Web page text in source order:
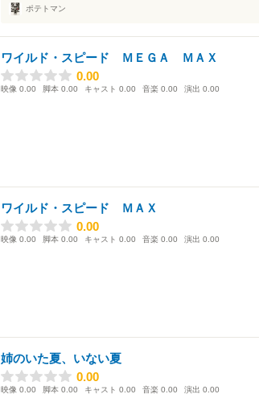
ポテトマン
ワイルド・スピード ＭＥＧＡ ＭＡＸ
0.00
0.00
映像 0.00 脚本 0.00 キャスト 0.00 音楽 0.00 演出 0.00
ワイルド・スピード ＭＡＸ
0.00
0.00
映像 0.00 脚本 0.00 キャスト 0.00 音楽 0.00 演出 0.00
姉のいた夏、いない夏
0.00
0.00
映像 0.00 脚本 0.00 キャスト 0.00 音楽 0.00 演出 0.00